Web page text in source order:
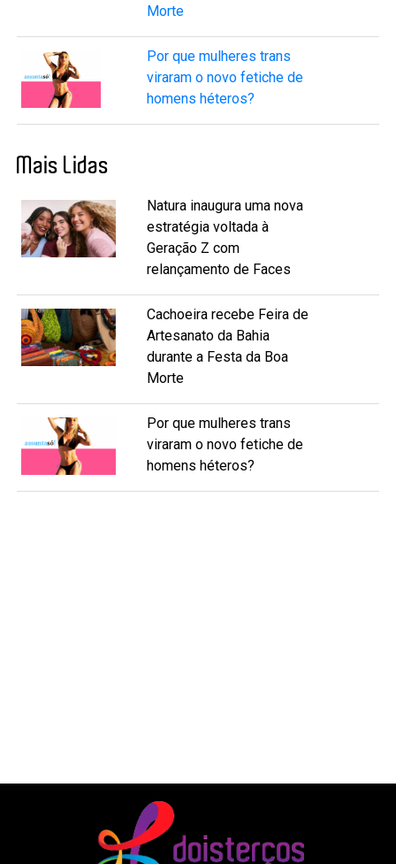
Morte
Por que mulheres trans
viraram o novo fetiche de
homens héteros?
Mais Lidas
Natura inaugura uma nova
estratégia voltada à
Geração Z com
relançamento de Faces
Cachoeira recebe Feira de
Artesanato da Bahia
durante a Festa da Boa
Morte
Por que mulheres trans
viraram o novo fetiche de
homens héteros?